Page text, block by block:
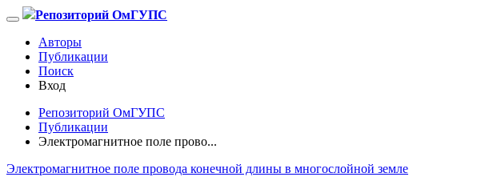
Репозиторий ОмГУПС
Авторы
Публикации
Поиск
Вход
Репозиторий ОмГУПС
Публикации
Электромагнитное поле прово...
Электромагнитное поле провода конечной длины в многослойной земле